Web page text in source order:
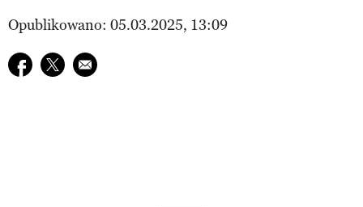
Opublikowano: 05.03.2025, 13:09
Udostępnij na facebook
Udostępnij na twitter
E-mail do przyjaciela